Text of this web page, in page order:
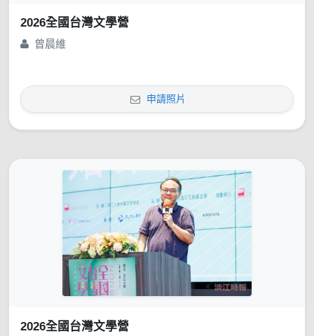
2026全國台灣文學營
曾晨維
申請照片
2026全國台灣文學營